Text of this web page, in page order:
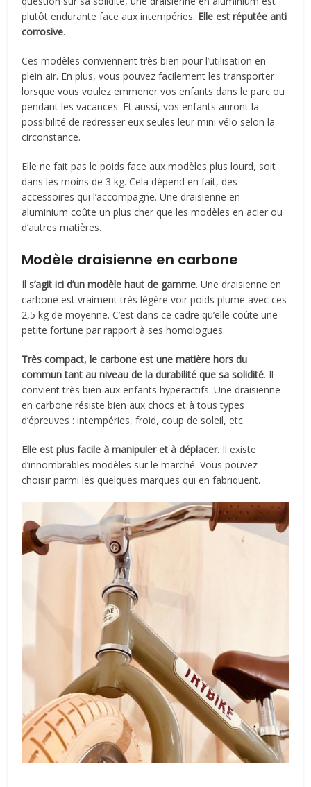
plutôt endurante face aux intempéries. Elle est réputée anti
corrosive.
Ces modèles conviennent très bien pour l’utilisation en
plein air. En plus, vous pouvez facilement les transporter
lorsque vous voulez emmener vos enfants dans le parc ou
pendant les vacances. Et aussi, vos enfants auront la
possibilité de redresser eux seules leur mini vélo selon la
circonstance.
Elle ne fait pas le poids face aux modèles plus lourd, soit
dans les moins de 3 kg. Cela dépend en fait, des
accessoires qui l’accompagne. Une draisienne en
aluminium coûte un plus cher que les modèles en acier ou
d’autres matières.
Modèle draisienne en carbone
Il s’agit ici d’un modèle haut de gamme. Une draisienne en
carbone est vraiment très légère voir poids plume avec ces
2,5 kg de moyenne. C’est dans ce cadre qu’elle coûte une
petite fortune par rapport à ses homologues.
Très compact, le carbone est une matière hors du
commun tant au niveau de la durabilité que sa solidité. Il
convient très bien aux enfants hyperactifs. Une draisienne
en carbone résiste bien aux chocs et à tous types
d’épreuves : intempéries, froid, coup de soleil, etc.
Elle est plus facile à manipuler et à déplacer. Il existe
d’innombrables modèles sur le marché. Vous pouvez
choisir parmi les quelques marques qui en fabriquent.